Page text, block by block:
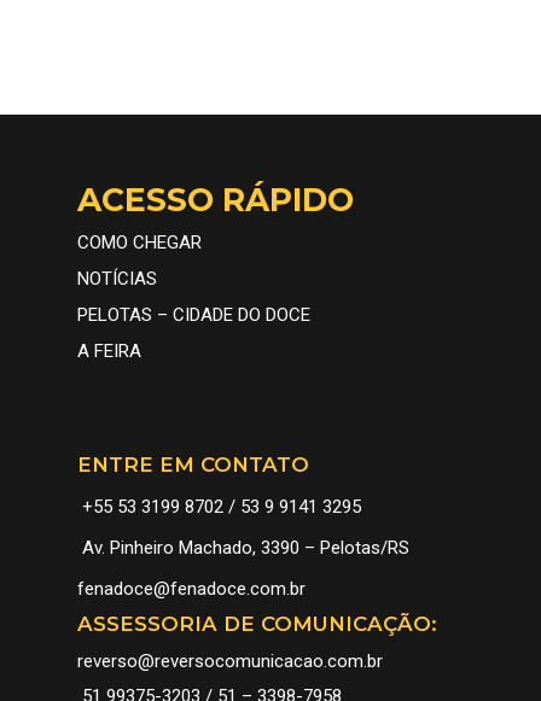
ACESSO RÁPIDO
COMO CHEGAR
NOTÍCIAS
PELOTAS – CIDADE DO DOCE
A FEIRA
ENTRE EM CONTATO
+55 53 3199 8702 / 53 9 9141 3295
Av. Pinheiro Machado, 3390 – Pelotas/RS
fenadoce@fenadoce.com.br
ASSESSORIA DE COMUNICAÇÃO:
reverso@reversocomunicacao.com.br
51 99375-3203 / 51 – 3398-7958